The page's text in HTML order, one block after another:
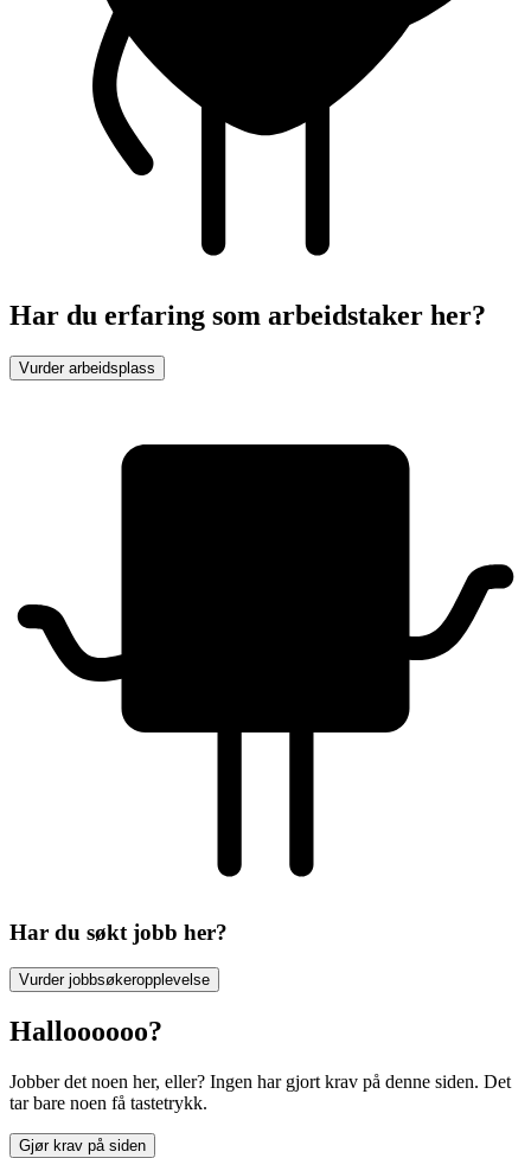
Har du erfaring som arbeidstaker her?
Vurder arbeidsplass
Har du søkt jobb her?
Vurder jobbsøkeropplevelse
Halloooooo?
Jobber det noen her, eller? Ingen har gjort krav på denne siden. Det
tar bare noen få tastetrykk.
Gjør krav på siden